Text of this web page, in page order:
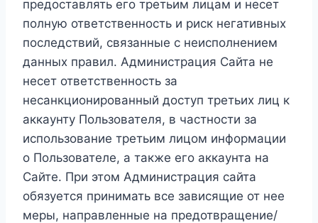
предоставлять его третьим лицам и несет
полную ответственность и риск негативных
последствий, связанные с неисполнением
данных правил. Администрация Сайта не
несет ответственность за
несанкционированный доступ третьих лиц к
аккаунту Пользователя, в частности за
использование третьим лицом информации
о Пользователе, а также его аккаунта на
Сайте. При этом Администрация сайта
обязуется принимать все зависящие от нее
меры, направленные на предотвращение/